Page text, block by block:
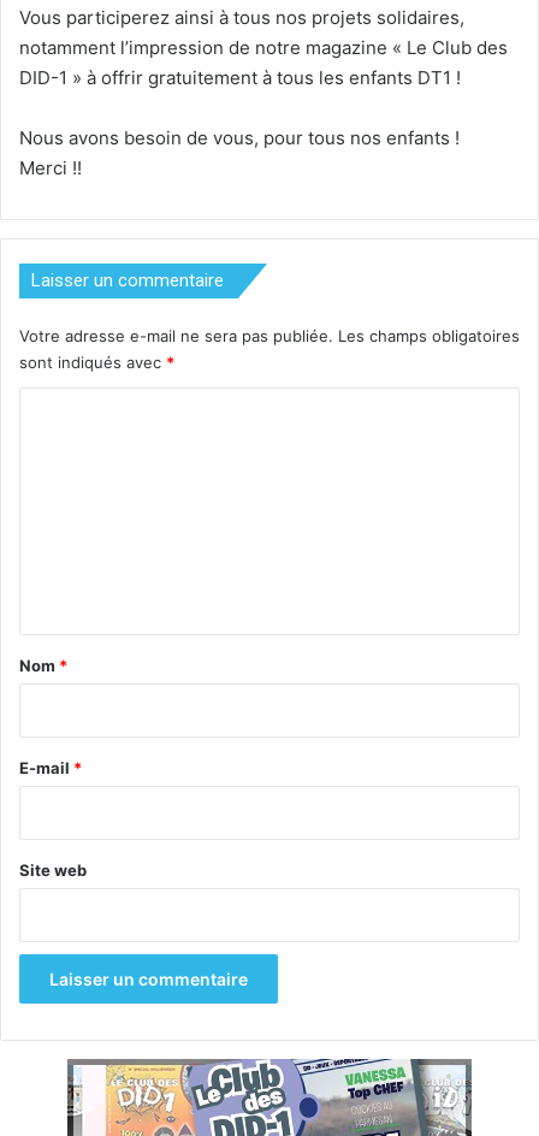
Vous participerez ainsi à tous nos projets solidaires,
notamment l’impression de notre magazine « Le Club des
DID-1 » à offrir gratuitement à tous les enfants DT1 !
Nous avons besoin de vous, pour tous nos enfants !
Merci !!
Laisser un commentaire
Votre adresse e-mail ne sera pas publiée. Les champs obligatoires
sont indiqués avec *
a
e
Nom *
E-mail *
Site web